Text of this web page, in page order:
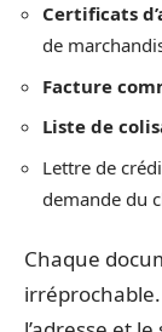
Certificats
de
Facture
Liste de
Lettre de
demande du
Chaque